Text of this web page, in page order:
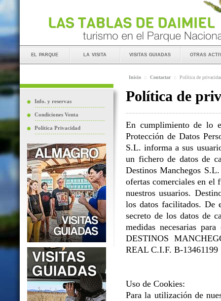
el parque la visita visitas guiadas otras
Info. y reservas
Condiciones Venta
Política Privacidad
Inicio :: Contactar :: Política de
Política de
En cumplimiento de lo
Protección de Datos
S.L. informa a sus
un fichero de datos de
Destinos Manchegos
ofertas comerciales en el
nuestros usuarios.
los datos facilitados. De
secreto de los datos de
medidas necesarias
DESTINOS
REAL C.I.F. B-13461199
Uso de Cookies:
Para la utilización de